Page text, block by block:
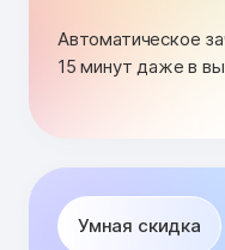
Автоматическое
15 минут даже в
Умная скидка